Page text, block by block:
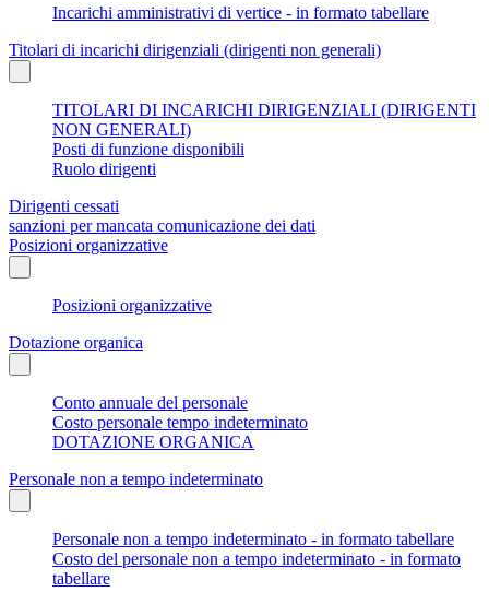
Incarichi amministrativi di vertice - in formato tabellare
Titolari di incarichi dirigenziali (dirigenti non generali)
TITOLARI DI INCARICHI DIRIGENZIALI (DIRIGENTI
NON GENERALI)
Posti di funzione disponibili
Ruolo dirigenti
Dirigenti cessati
sanzioni per mancata comunicazione dei dati
Posizioni organizzative
Posizioni organizzative
Dotazione organica
Conto annuale del personale
Costo personale tempo indeterminato
DOTAZIONE ORGANICA
Personale non a tempo indeterminato
Personale non a tempo indeterminato - in formato tabellare
Costo del personale non a tempo indeterminato - in formato
tabellare